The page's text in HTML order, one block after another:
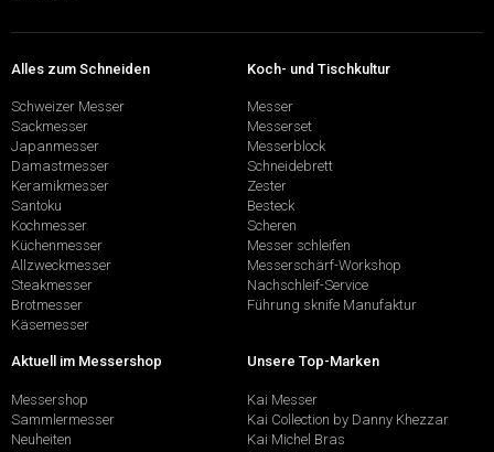
Alles zum Schneiden
Schweizer Messer
Sackmesser
Japanmesser
Damastmesser
Keramikmesser
Santoku
Kochmesser
Küchenmesser
Allzweckmesser
Steakmesser
Brotmesser
Käsemesser
Koch- und Tischkultur
Messer
Messerset
Messerblock
Schneidebrett
Zester
Besteck
Scheren
Messer schleifen
Messerschärf-Workshop
Nachschleif-Service
Führung sknife Manufaktur
Aktuell im Messershop
Messershop
Sammlermesser
Neuheiten
Unsere Top-Marken
Kai Messer
Kai Collection by Danny Khezzar
Kai Michel Bras